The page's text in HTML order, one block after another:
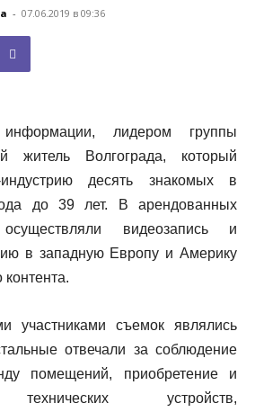
- 07.06.2019 в 09:36
лидером группы
житель Волгограда, который
десять знакомых в
до 39 лет. В арендованных
видеозапись и
в западную Европу и Америку
контента.
участниками съемок являлись
отвечали за соблюдение
помещений, приобретение и
технических устройств,